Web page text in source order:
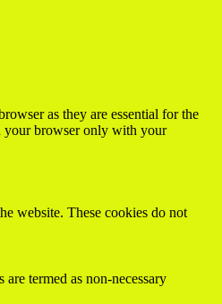
as they are essential for the
your browser only with your
website. These cookies do not
termed as non-necessary